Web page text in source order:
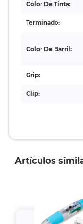
Color De Tinta:
Terminado:
Color De Barril:
Grip:
Clip:
Artículos